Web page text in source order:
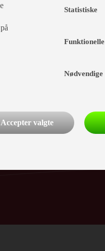
Statistiske
Funktionelle
Nødvendige
Accepter valgte